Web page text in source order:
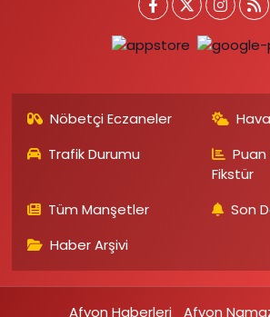
Nöbetçi Eczaneler
Trafik Durumu
Fikstür
Tüm Manşetler
Son
Haber Arşivi
Afyon Haberleri Afyon